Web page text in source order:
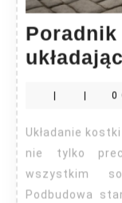
0
Układanie kostki brukowej to zadanie, które wymaga
nie tylko
wszystkim
Podbudowa